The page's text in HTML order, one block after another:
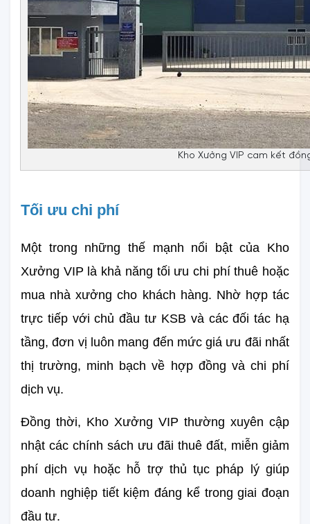
Kho Xưởng VIP cam kết
Tối ưu chi phí
Một trong những thế mạnh nổi bật của Kho
Xưởng VIP là khả năng tối ưu chi phí thuê hoặc
mua nhà xưởng cho khách hàng. Nhờ hợp tác
trực tiếp với chủ đầu tư KSB và các đối tác hạ
tầng, đơn vị luôn mang đến mức giá ưu đãi nhất
thị trường, minh bạch về hợp đồng và chi phí
dịch vụ.
Đồng thời, Kho Xưởng VIP thường xuyên cập
nhật các chính sách ưu đãi thuê đất, miễn giảm
phí dịch vụ hoặc hỗ trợ thủ tục pháp lý giúp
doanh nghiệp tiết kiệm đáng kể trong giai đoạn
đầu tư.